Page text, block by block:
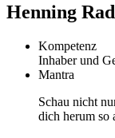
Henning
Kompetenz
Inhaber und
Mantra
Schau nicht
dich herum so